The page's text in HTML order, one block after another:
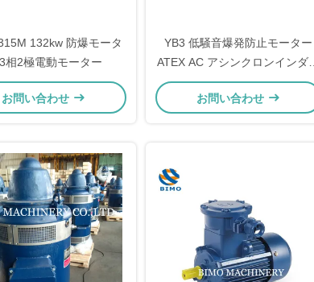
132kw 防爆モータ
相2極電動モーター
お問い合わせ
YB3 低騒音爆発防止モーター
ATEX AC アシンクロンインダク
ション Ex 電動モーター
お問い合わせ